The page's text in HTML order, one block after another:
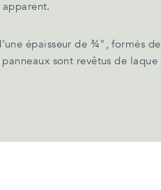
épaisseur de ¾", formés
sont revêtus de